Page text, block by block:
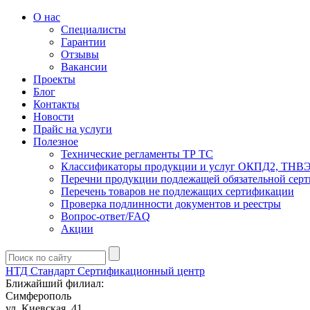
О нас
Специалисты
Гарантии
Отзывы
Вакансии
Проекты
Блог
Контакты
Новости
Прайс на услуги
Полезное
Технические регламенты ТР ТС
Классификаторы продукции и услуг ОКПД2,
Перечни продукции подлежащей обязательной
Перечень товаров не подлежащих сертификации
Проверка подлинности документов и реестры
Вопрос-ответ/FAQ
Акции
НТД Стандарт Сертификационный центр
Ближайший филиал:
Симферополь